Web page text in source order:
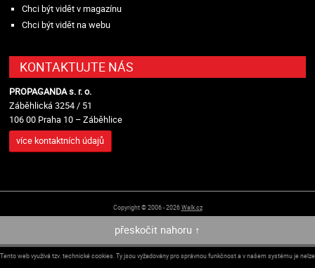
Chci být vidět v magazínu
Chci být vidět na webu
KONTAKTUJTE NÁS
PROPAGANDA s. r. o.
Záběhlická 3254 / 51
106 00 Praha 10 – Záběhlice
více kontaktních údajů
Copyright © 2006 - 2026Walk.cz
přeskočit nahoru ↑
Tento web využívá tzv. technické cookies. Ty jsou vyžadovány pro správnou funkčnost a v našem systému je nelze